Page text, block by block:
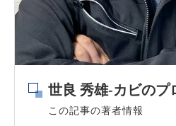
世良 秀雄-カビのプ
この記事の著者情報